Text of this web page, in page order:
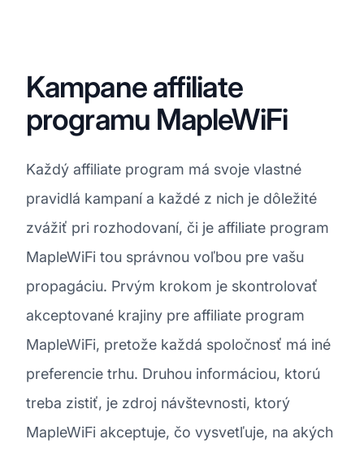
Kampane affiliate
programu MapleWiFi
Každý affiliate program má svoje vlastné
pravidlá kampaní a každé z nich je dôležité
zvážiť pri rozhodovaní, či je affiliate program
MapleWiFi tou správnou voľbou pre vašu
propagáciu. Prvým krokom je skontrolovať
akceptované krajiny pre affiliate program
MapleWiFi, pretože každá spoločnosť má iné
preferencie trhu. Druhou informáciou, ktorú
treba zistiť, je zdroj návštevnosti, ktorý
MapleWiFi akceptuje, čo vysvetľuje, na akých